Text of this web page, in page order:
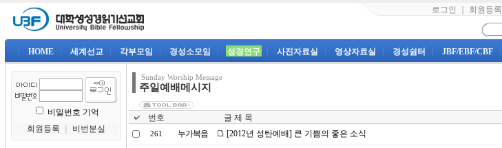
로그인 회원등록
HOME 세계선교 각부모임 경성소모임 성경연구 사진자료실 영상자료실 경성쉼터 JBF/EBF/CBF
비밀번호 기억
회원등록
비번분실
Sunday Worship Message
주일예배메시지
번호 글 제 목
261 누가복음 [2012년 성탄예배] 큰 기쁨의 좋은 소식